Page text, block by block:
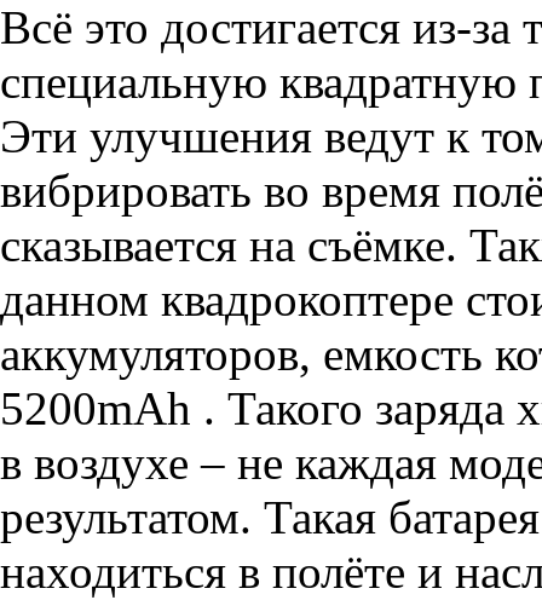
Всё это достигается из-
специальную квадратную
Эти улучшения ведут к
вибрировать во время
сказывается на съёмке.
данном квадрокоптере
аккумуляторов, емкость
5200mAh . Такого заряда
в воздухе – не каждая
результатом. Такая
находиться в полёте и